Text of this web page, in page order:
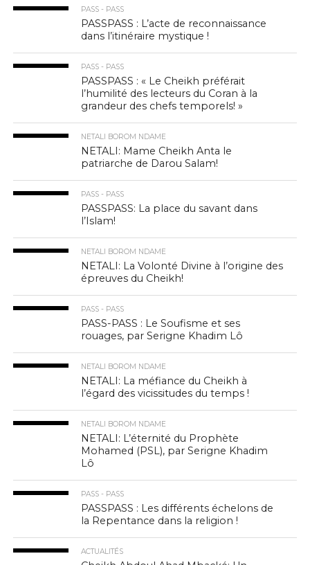
PASS - PASS
PASSPASS : L’acte de reconnaissance
dans l’itinéraire mystique !
PASS - PASS
PASSPASS : « Le Cheikh préférait
l’humilité des lecteurs du Coran à la
grandeur des chefs temporels! »
NETALI BOROM NDAME
NETALI: Mame Cheikh Anta le
patriarche de Darou Salam!
PASS - PASS
PASSPASS: La place du savant dans
l’Islam!
NETALI BOROM NDAME
NETALI: La Volonté Divine à l’origine des
épreuves du Cheikh!
PASS - PASS
PASS-PASS : Le Soufisme et ses
rouages, par Serigne Khadim Lô
NETALI BOROM NDAME
NETALI: La méfiance du Cheikh à
l’égard des vicissitudes du temps !
NETALI BOROM NDAME
NETALI: L’éternité du Prophète
Mohamed (PSL), par Serigne Khadim
Lô
PASS - PASS
PASSPASS : Les différents échelons de
la Repentance dans la religion !
ACTUALITÉS